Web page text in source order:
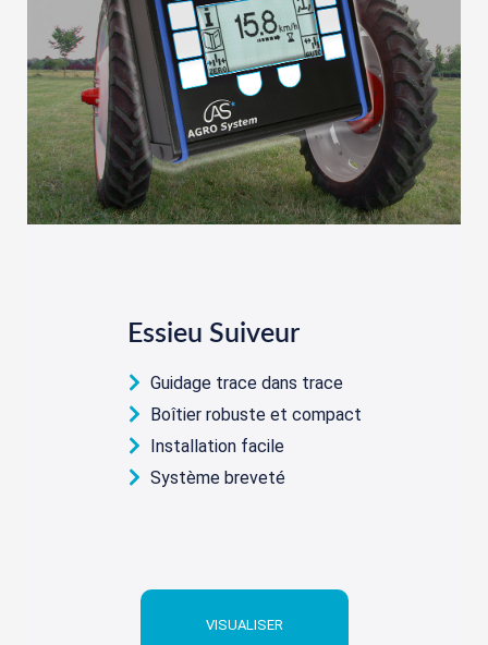
Essieu Suiveur
Guidage trace dans trace
Boîtier robuste et compact
Installation facile
Système breveté
VISUALISER